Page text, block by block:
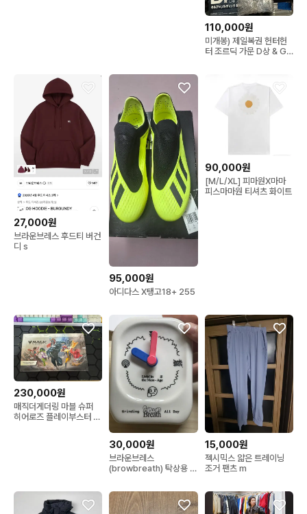
110,000원
미개봉) 제일복권 헌터헌
터 조르딕 가문 D상 & G
27,000원
브라운브레스 후드티 버건
디 s
95,000원
아디다스 X탱고18+ 255
90,000원
[M/L/XL] 피마원X마마
피스마마원 티셔츠 화이트
230,000원
매직더게더링 마블 슈퍼
히어로즈 플레이부스터 박
30,000원
브라운브레스
(browbreath) 탁상용 시
15,000원
젝시믹스 얇은 트레이닝
조거 팬츠 m